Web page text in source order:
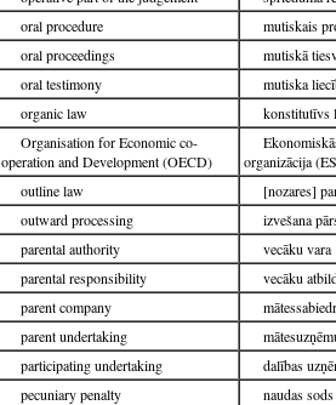
oral procedure
mutiskais
oral proceedings
mutiskā
oral testimony
mutiska
organic law
konstitutīvs
Organisation for Economic co-
operation and Development (OECD)
organizācija
outline law
[nozares]
outward processing
izvešana
parental authority
vecāku vara
parental responsibility
vecāku
parent company
parent undertaking
participating undertaking
dalības
pecuniary penalty
naudas sods